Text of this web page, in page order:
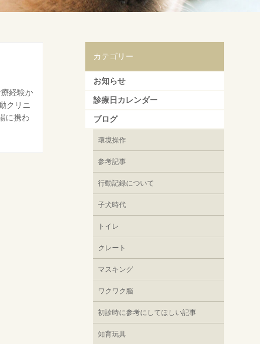
経験か
クリニ
に携わ
カテゴリー
お知らせ
診療日カレンダー
ブログ
環境操作
参考記事
行動記録について
子犬時代
トイレ
クレート
マスキング
ワクワク脳
初診時に参考にしてほしい記事
知育玩具